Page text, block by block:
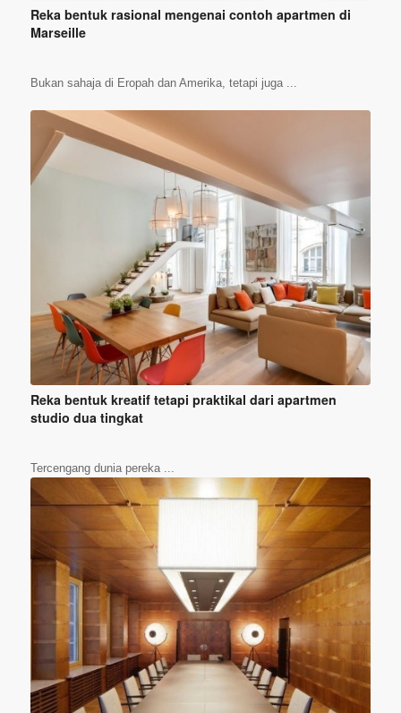
Reka bentuk rasional mengenai contoh apartmen di
Marseille
Bukan sahaja di Eropah dan Amerika, tetapi juga ...
Reka bentuk kreatif tetapi praktikal dari apartmen
studio dua tingkat
Tercengang dunia pereka ...